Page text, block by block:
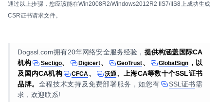
通过以上步骤，您应该能在Win2008R2/Windows2012R2 IIS7/IIS8上成功生成
CSR证书请求文件。
Dogssl.com拥有20年网络安全服务经验， 提供构涵盖国际CA
机构
Sectigo、 Digicert、 GeoTrust、 GlobalSign ，以
及国内CA机构
CFCA、 沃通、上海CA等数十个SSL证书
品牌。 全程技术支持及免费部署服务，如您有 SSL证书需
求，欢迎联系!